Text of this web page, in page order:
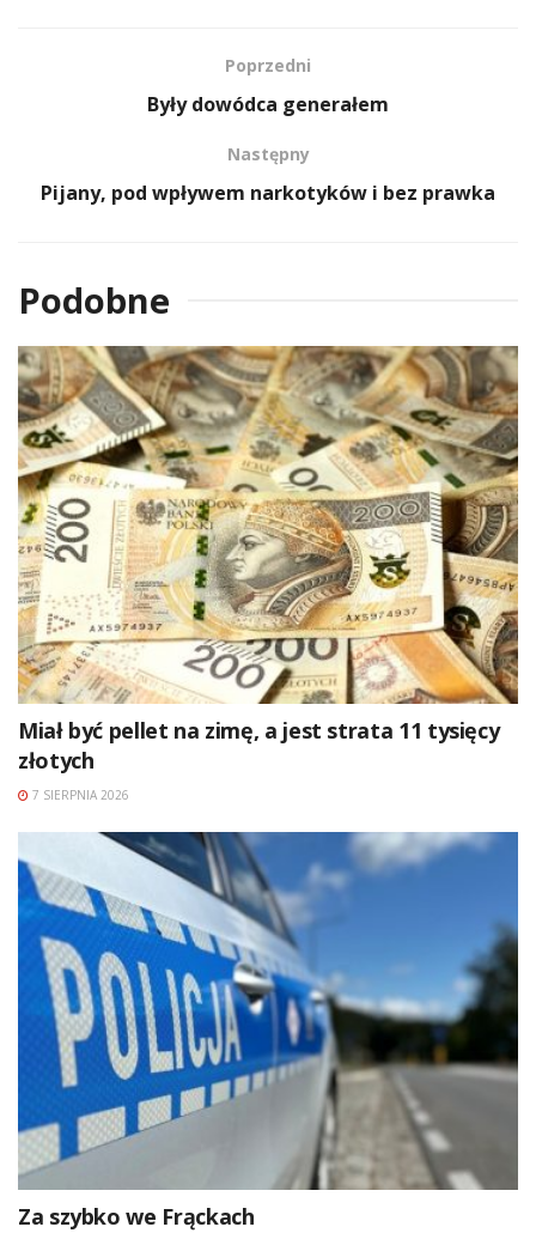
Poprzedni
Były dowódca generałem
Następny
Pijany, pod wpływem narkotyków i bez prawka
Podobne
Miał być pellet na zimę, a jest strata 11 tysięcy
złotych
7 SIERPNIA 2026
Za szybko we Frąckach